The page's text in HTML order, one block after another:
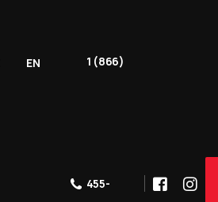
EN 1 (866)
455-